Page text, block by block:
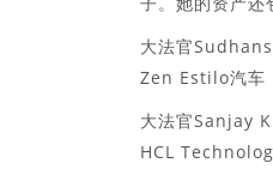
大法官
Zen Estilo汽车
大法官Sanjay
HCL